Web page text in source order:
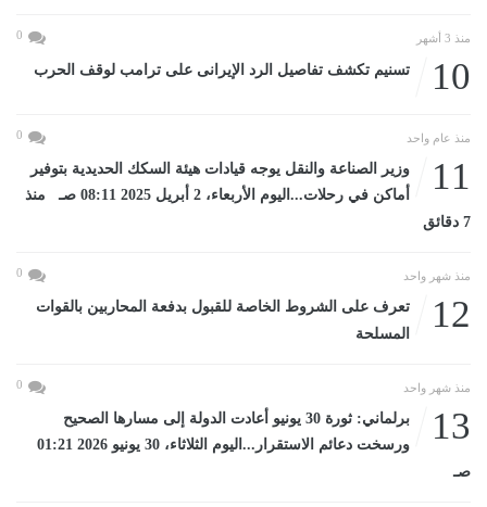
منذ 3 أشهر 0
10 تسنيم تكشف تفاصيل الرد الإيرانى على ترامب لوقف الحرب
منذ عام واحد 0
11
وزير الصناعة والنقل يوجه قيادات هيئة السكك الحديدية بتوفير
أماكن في رحلات...اليوم الأربعاء، 2 أبريل 2025 08:11 صـ منذ
7 دقائق
منذ شهر واحد 0
12
تعرف على الشروط الخاصة للقبول بدفعة المحاربين بالقوات
المسلحة
منذ شهر واحد 0
13
برلماني: ثورة 30 يونيو أعادت الدولة إلى مسارها الصحيح
ورسخت دعائم الاستقرار...اليوم الثلاثاء، 30 يونيو 2026 01:21
صـ